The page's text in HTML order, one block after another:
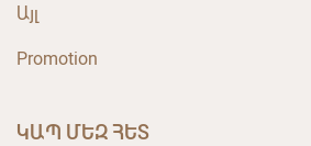
Այլ
Promotion
ԿԱՊ ՄԵԶ ՀԵՏ